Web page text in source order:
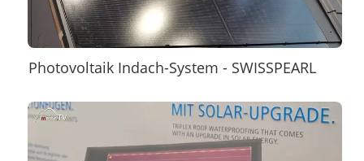
Photovoltaik Indach-System - SWISSPEARL